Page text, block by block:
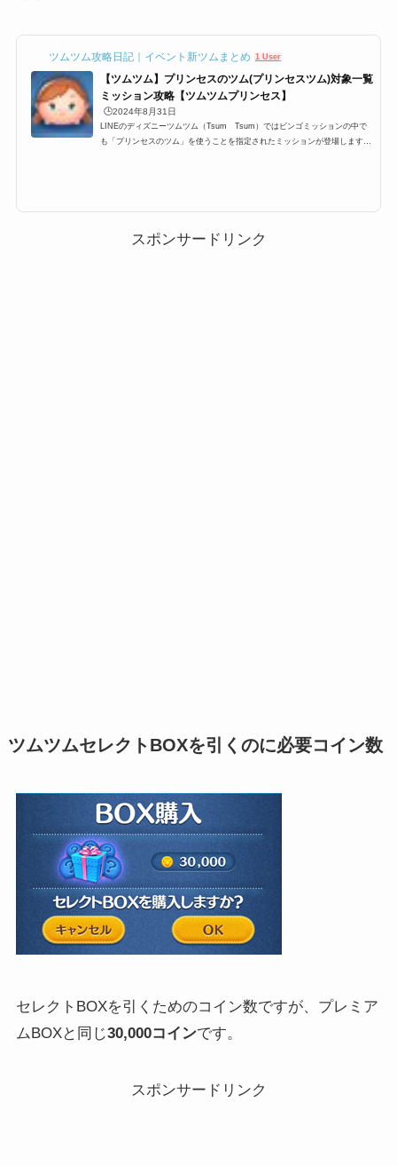
ツムツム攻略日記｜イベント新ツムまとめ 1 User
【ツムツム】プリンセスのツム(プリンセスツム)対象一覧
ミッション攻略【ツムツムプリンセス】
🕒️2024年8月31日
LINEのディズニーツムツム（Tsum Tsum）ではビンゴミッションの中で
も「プリンセスのツム」を使うことを指定されたミッションが登場します。
ル ジャスミン レイア姫 白...
スポンサードリンク
ツムツムセレクトBOXを引くのに必要コイン数
セレクトBOXを引くためのコイン数ですが、プレミア
ムBOXと同じ30,000コインです。
スポンサードリンク